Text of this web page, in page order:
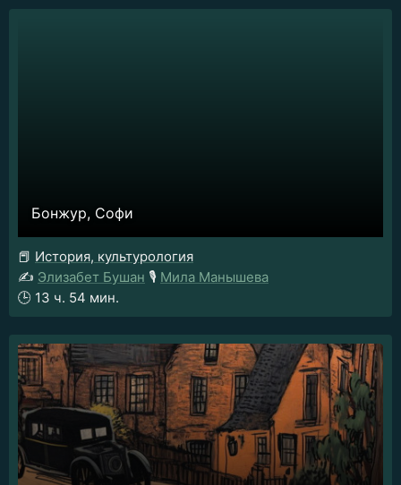
Бонжур, Софи
📕 История, культурология
✍️ Элизабет Бушан 🎙️ Мила Манышева
🕒 13 ч. 54 мин.